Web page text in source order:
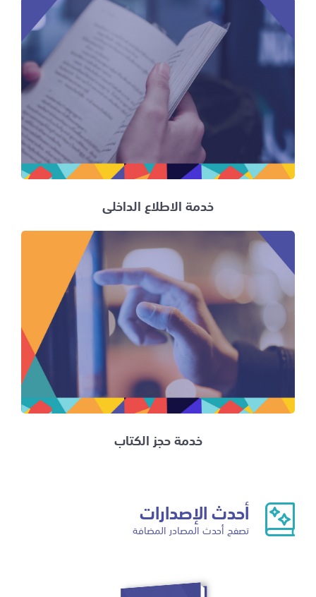
خدمة الاطلاع الداخلي
خدمة حجز الكتاب
أحدث الإصدارات
تصفح أحدث المصادر المضافة